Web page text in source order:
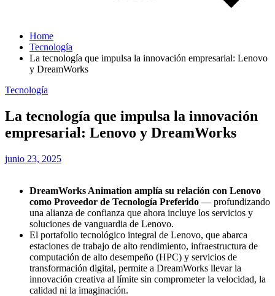
Home
Tecnología
La tecnología que impulsa la innovación empresarial: Lenovo
y DreamWorks
Tecnología
La tecnología que impulsa la innovación
empresarial: Lenovo y DreamWorks
junio 23, 2025
DreamWorks Animation amplía su relación con Lenovo
como Proveedor de Tecnología Preferido — profundizando
una alianza de confianza que ahora incluye los servicios y
soluciones de vanguardia de Lenovo.
El portafolio tecnológico integral de Lenovo, que abarca
estaciones de trabajo de alto rendimiento, infraestructura de
computación de alto desempeño (HPC) y servicios de
transformación digital, permite a DreamWorks llevar la
innovación creativa al límite sin comprometer la velocidad, la
calidad ni la imaginación.